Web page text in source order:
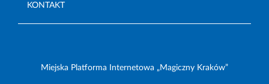
KONTAKT
Miejska Platforma Internetowa „Magiczny Kraków”